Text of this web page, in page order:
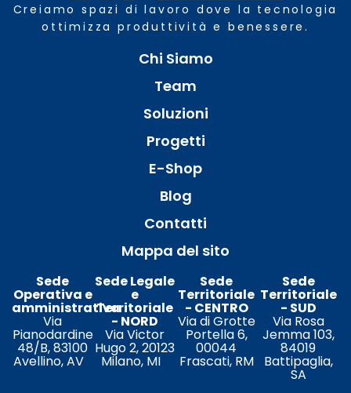
Creiamo spazi di lavoro dove la tecnologia
ottimizza produttività e benessere.
Chi Siamo
Team
Soluzioni
Progetti
E-Shop
Blog
Contatti
Mappa del sito
Sede
Operativa e
amministrativa
Via
Pianodardine
48/B, 83100
Avellino, AV
Sede Legale
e
Territoriale
- NORD
Via Victor
Hugo 2, 20123
Milano, MI
Sede
Territoriale
- CENTRO
Via di Grotte
Portella 6,
00044
Frascati, RM
Sede
Territoriale
- SUD
Via Rosa
Jemma 103,
84019
Battipaglia,
SA